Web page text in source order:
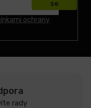
ochrany
se
rady